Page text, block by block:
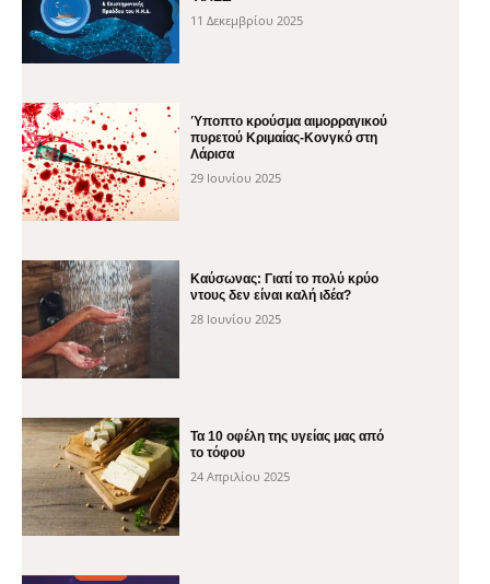
11 Δεκεμβρίου 2025
Ύποπτο κρούσμα αιμορραγικού
πυρετού Κριμαίας-Κονγκό στη
Λάρισα
29 Ιουνίου 2025
Καύσωνας: Γιατί το πολύ κρύο
ντους δεν είναι καλή ιδέα?
28 Ιουνίου 2025
Τα 10 οφέλη της υγείας μας από
το τόφου
24 Απριλίου 2025